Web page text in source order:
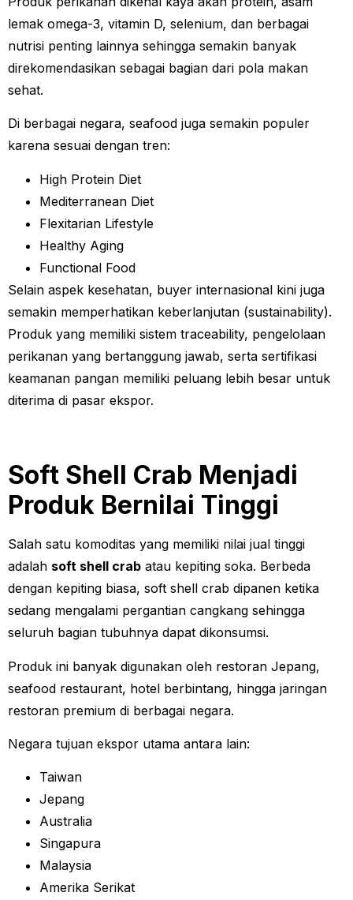
lemak omega-3, vitamin D, selenium, dan berbagai
nutrisi penting lainnya sehingga semakin banyak
direkomendasikan sebagai bagian dari pola makan
sehat.
Di berbagai negara, seafood juga semakin populer
karena sesuai dengan tren:
High Protein Diet
Mediterranean Diet
Flexitarian Lifestyle
Healthy Aging
Functional Food
Selain aspek kesehatan, buyer internasional kini juga
semakin memperhatikan keberlanjutan (sustainability).
Produk yang memiliki sistem traceability, pengelolaan
perikanan yang bertanggung jawab, serta sertifikasi
keamanan pangan memiliki peluang lebih besar untuk
diterima di pasar ekspor.
Soft Shell Crab Menjadi
Produk Bernilai Tinggi
Salah satu komoditas yang memiliki nilai jual tinggi
adalah soft shell crab atau kepiting soka. Berbeda
dengan kepiting biasa, soft shell crab dipanen ketika
sedang mengalami pergantian cangkang sehingga
seluruh bagian tubuhnya dapat dikonsumsi.
Produk ini banyak digunakan oleh restoran Jepang,
seafood restaurant, hotel berbintang, hingga jaringan
restoran premium di berbagai negara.
Negara tujuan ekspor utama antara lain:
Taiwan
Jepang
Australia
Singapura
Malaysia
Amerika Serikat